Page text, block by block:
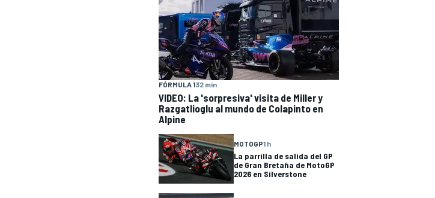
FÓRMULA 132 min
VIDEO: La 'sorpresiva' visita de Miller y
Razgatlioglu al mundo de Colapinto en
Alpine
MOTOGP1 h
La parrilla de salida del GP
de Gran Bretaña de MotoGP
2026 en Silverstone